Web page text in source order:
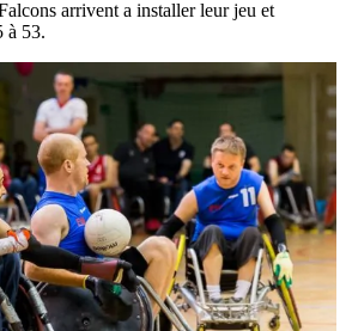
arrivent a installer leur jeu et
à 53.